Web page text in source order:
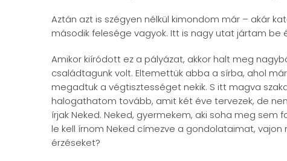
Aztán azt is szégyen nélkül kimondom már – akár
második felesége vagyok. Itt is nagy utat jártam be
Amikor kiíródott ez a pályázat, akkor halt meg
családtagunk volt. Eltemettük abba a sírba, ahol
megadtuk a végtisztességet nekik. S itt magva
halogathatom tovább, amit két éve tervezek, de
írjak Neked. Neked, gyermekem, aki soha meg
le kell írnom Neked címezve a gondolataimat,
érzéseket?